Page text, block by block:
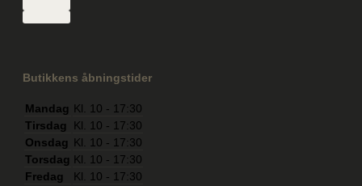
Butikkens åbningstider
Mandag Kl. 10 - 17:30
Tirsdag
Kl. 10 - 17:30
Onsdag Kl. 10 - 17:30
Torsdag Kl. 10 - 17:30
Fredag
Kl. 10 - 17:30